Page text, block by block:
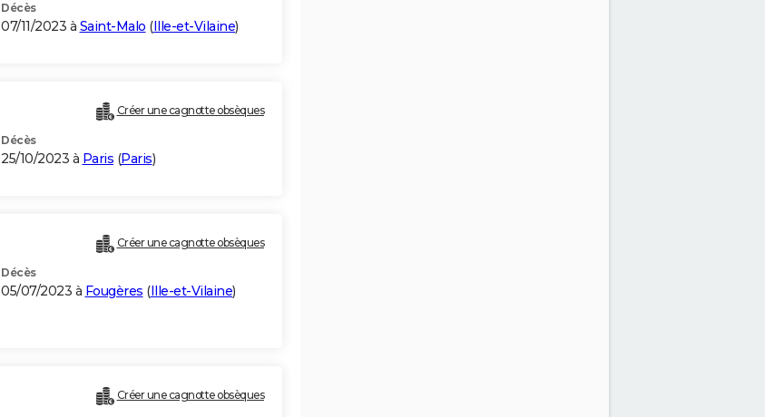
Décès
07/11/2023 à Saint-Malo (Ille-et-Vilaine)
Créer une cagnotte obsèques
Décès
25/10/2023 à Paris (Paris)
Créer une cagnotte obsèques
Décès
05/07/2023 à Fougères (Ille-et-Vilaine)
Créer une cagnotte obsèques